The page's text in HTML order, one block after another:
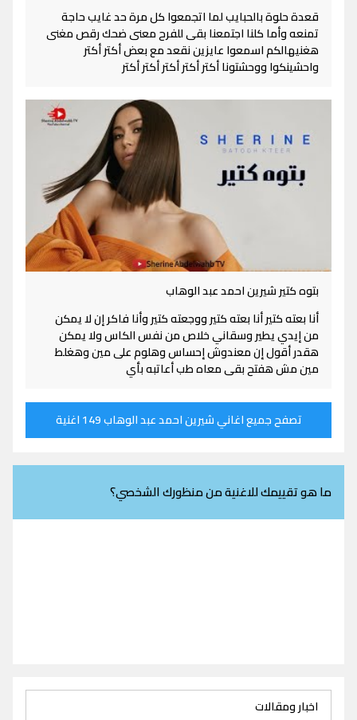
قعدة حلوة بالحبايب لما اتجمعوا كل مرة حد غايب حاجة
تمنعه وأما كلنا اجتمعنا بقى للفرح معنى ضحك رقص مغنى
هغنيهالكم اسمعوا عايزين نقعد مع بعض أكتر أكتر
واحشينكوا ووحشتونا أكتر أكتر أكتر أكتر أكتر
بتوه كتير شيرين احمد عبد الوهاب
أنا بعته كتير أنا بعته كتير ووجعته كتير وأنا فاكر إن لا يمكن
من إيدي يطير وسقاني خلاص من نفس الكاس ولا يمكن
هقدر أقول إن معندوش إحساس وهلوم على مين وهغلط
مين مش هفتح بقى معاه طب أعاتبه بأي
تصفح جميع اغاني شيرين احمد عبد الوهاب 149 اغنية
ما هو تقييمك للاغنية من منظورك الشخصي؟
اخبار ومقالات